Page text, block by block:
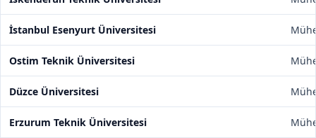
İstanbul Esenyurt Üniversitesi
Ostim Teknik Üniversitesi
Düzce Üniversitesi
Erzurum Teknik Üniversitesi